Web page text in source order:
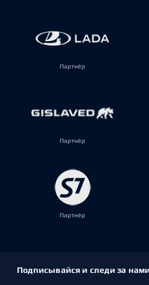
Партнёр
Партнёр
Партнёр
Подписывайся и следи за